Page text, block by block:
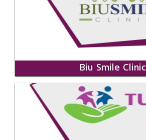
Biu Smile Clinic